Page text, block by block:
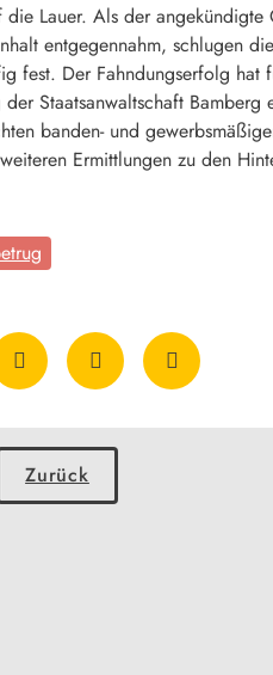
Lauer. Als der
entgegennahm, schlugen
Der Fahndungserfolg hat
Staatsanwaltschaft
banden- und
Ermittlungen zu den
Zurück